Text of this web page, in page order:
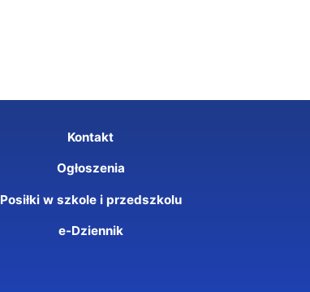
Kontakt
Ogłoszenia
Posiłki w szkole i przedszkolu
e-Dziennik